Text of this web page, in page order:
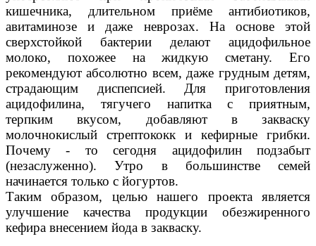
кишечника, длительном приёме антибиотиков,
авитаминозе и даже неврозах. На основе этой
сверхстойкой бактерии делают ацидофильное
молоко, похожее на жидкую сметану. Его
рекомендуют абсолютно всем, даже грудным детям,
страдающим диспепсией. Для приготовления
ацидофилина, тягучего напитка с приятным,
терпким вкусом, добавляют в закваску
молочнокислый стрептококк и кефирные грибки.
Почему - то сегодня ацидофилин подзабыт
(незаслуженно). Утро в большинстве семей
начинается только с йогуртов.
Таким образом, целью нашего проекта является
улучшение качества продукции обезжиренного
кефира внесением йода в закваску.